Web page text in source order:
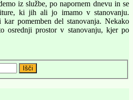
iz službe, po napornem dnevu in se
ki jih ali jo imamo v stanovanju.
pomemben del stanovanja. Nekako
osrednji prostor v stanovanju, kjer po